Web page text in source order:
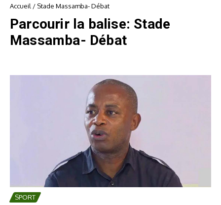
Accueil / Stade Massamba- Débat
Parcourir la balise: Stade
Massamba- Débat
SPORT